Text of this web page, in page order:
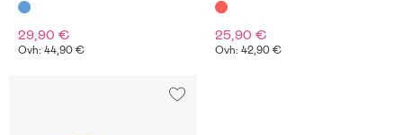
29,90 €
Ovh: 44,90 €
25,90 €
Ovh: 42,90 €